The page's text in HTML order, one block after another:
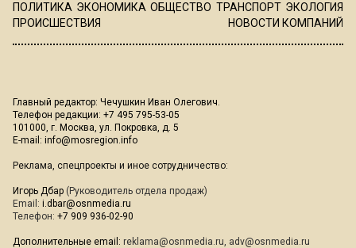
ПОЛИТИКА ЭКОНОМИКА ОБЩЕСТВО ТРАНСПОРТ ЭКОЛОГИЯ
ПРОИСШЕСТВИЯ
НОВОСТИ КОМПАНИЙ
Главный редактор: Чечушкин Иван Олегович.
Телефон редакции: +7 495 795-53-05
101000, г. Москва, ул. Покровка, д. 5
E-mail: info@mosregion.info
Реклама, спецпроекты и иное сотрудничество:
Игорь Дбар (Руководитель отдела продаж)
Email: i.dbar@osnmedia.ru
Телефон: +7 909 936-02-90
Дополнительные email: reklama@osnmedia.ru, adv@osnmedia.ru